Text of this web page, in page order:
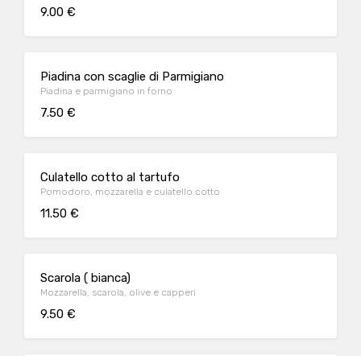
9.00 €
Piadina con scaglie di Parmigiano
Piadina e parmigiano in forno
7.50 €
Culatello cotto al tartufo
Pomodoro, mozzarella e culatello cotto
11.50 €
Scarola ( bianca)
Mozzarella, scarola, olive e capperi
9.50 €